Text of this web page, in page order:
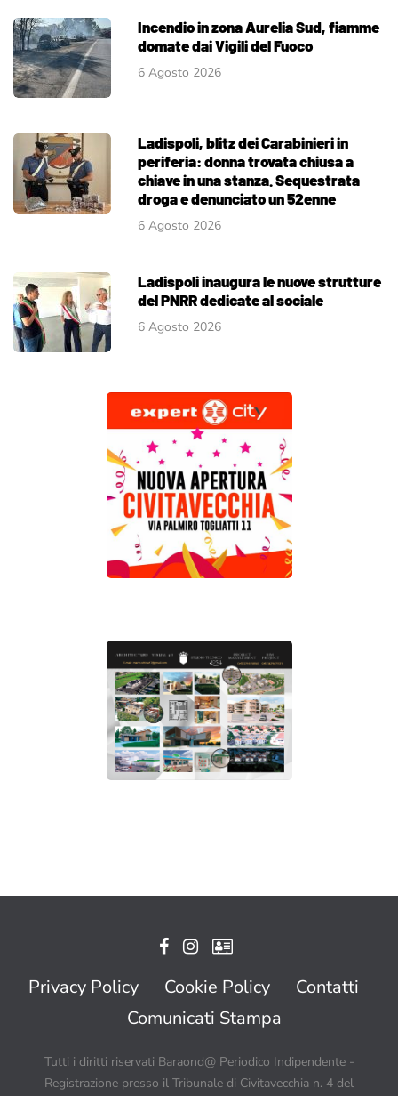
Incendio in zona Aurelia Sud, fiamme
domate dai Vigili del Fuoco
6 Agosto 2026
Ladispoli, blitz dei Carabinieri in
periferia: donna trovata chiusa a
chiave in una stanza. Sequestrata
droga e denunciato un 52enne
6 Agosto 2026
Ladispoli inaugura le nuove strutture
del PNRR dedicate al sociale
6 Agosto 2026
Privacy Policy Cookie Policy
Contatti
Comunicati Stampa
Tutti i diritti riservati Baraond@ Periodico Indipendente -
Registrazione presso il Tribunale di Civitavecchia n. 4 del